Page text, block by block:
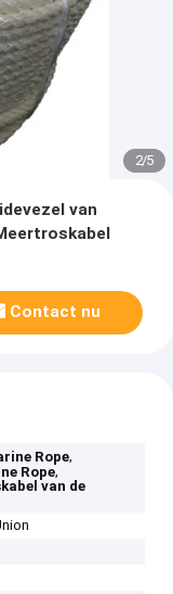
2/5
van
Contact nu
Rope,
Rope,
van de